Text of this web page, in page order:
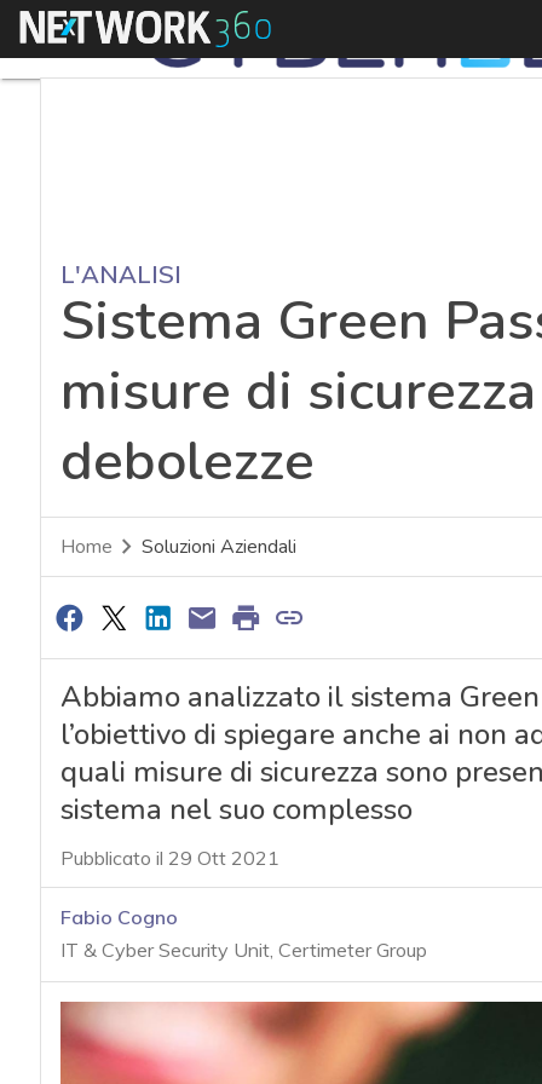
Menu
L'ANALISI
Sistema Green
misure di
debolezze
Home Soluzioni Aziendali
Abbiamo analizzato il sistema
l’obiettivo di spiegare anche ai non
quali misure di sicurezza sono
sistema nel suo complesso
Pubblicato il 29 Ott 2021
Fabio Cogno
IT & Cyber Security Unit, Certimeter Group